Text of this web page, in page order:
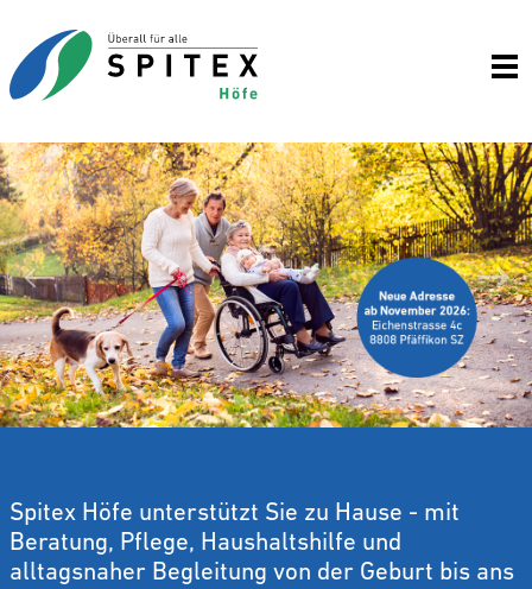
Zurück
Spitex Höfe unterstützt Sie zu Hause - mit
Beratung, Pflege, Haushaltshilfe und
alltagsnaher Begleitung von der Geburt bis ans